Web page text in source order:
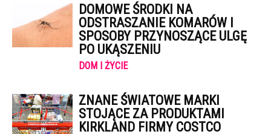
DOMOWE ŚRODKI NA
ODSTRASZANIE KOMARÓW I
SPOSOBY PRZYNOSZĄCE ULGĘ
PO UKĄSZENIU
DOM I ŻYCIE
ZNANE ŚWIATOWE MARKI
STOJĄCE ZA PRODUKTAMI
KIRKLAND FIRMY COSTCO